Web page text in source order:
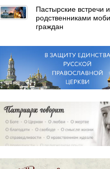
Пастырские встречи
родственниками
граждан